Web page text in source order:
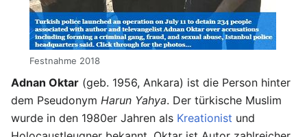
Festnahme 2018
Adnan Oktar (geb. 1956, Ankara) ist die Person hinter
dem Pseudonym Harun Yahya. Der türkische Muslim
wurde in den 1980er Jahren als Kreationist und